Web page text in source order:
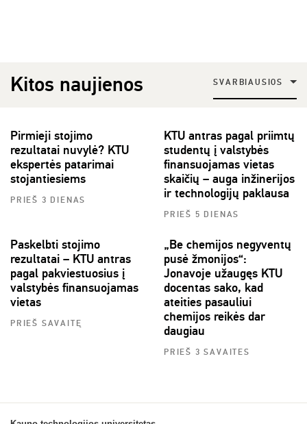
Kitos naujienos SVARBIAUSIOS
Pirmieji stojimo
rezultatai nuvylė? KTU
ekspertės patarimai
stojantiesiems
PRIEŠ 3 DIENAS
KTU antras pagal priimtų
studentų į valstybės
finansuojamas vietas
skaičių – auga inžinerijos
ir technologijų paklausa
PRIEŠ 5 DIENAS
Paskelbti stojimo
rezultatai – KTU antras
pagal pakviestuosius į
valstybės finansuojamas
vietas
PRIEŠ SAVAITĘ
„Be chemijos negyventų
pusė žmonijos“:
Jonavoje užaugęs KTU
docentas sako, kad
ateities pasauliui
chemijos reikės dar
daugiau
PRIEŠ 3 SAVAITES